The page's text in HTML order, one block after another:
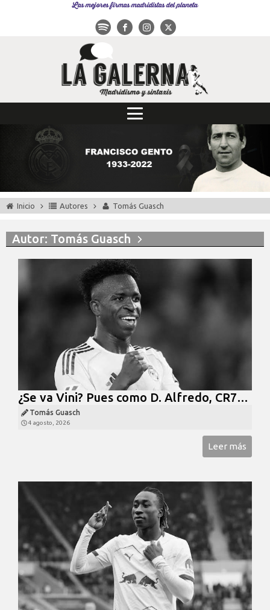
Las mejores firmas madridistas del planeta
Inicio Autores Tomás Guasch
Autor: Tomás Guasch
¿Se va Vini? Pues como D. Alfredo, CR7…
Tomás Guasch
4 agosto, 2026
Leer más